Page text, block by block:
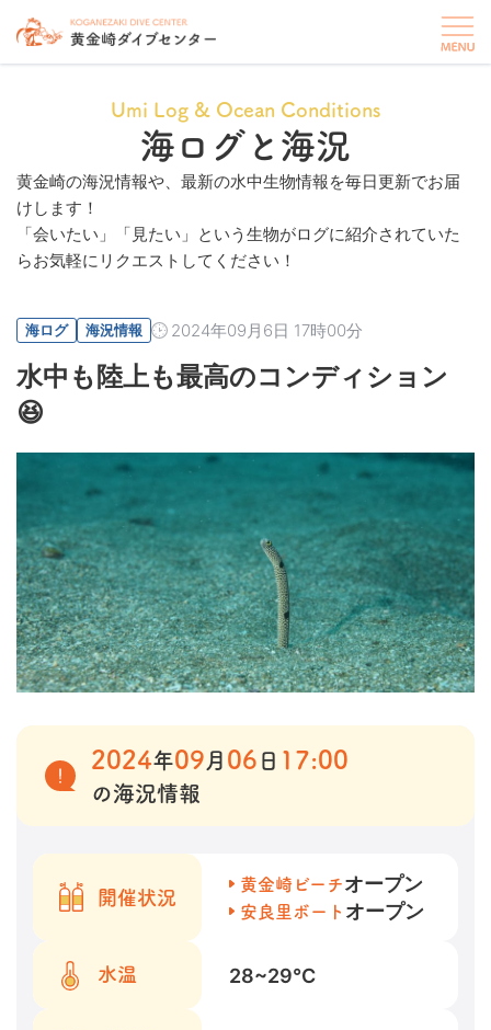
Umi Log & Ocean Conditions
海ログと海況
黄金崎の海況情報や、最新の水中生物情報を毎日更新でお届
けします！
「会いたい」「見たい」という生物がログに紹介されていた
らお気軽にリクエストしてください！
海ログ 海況情報 2024年09月6日 17時00分
水中も陸上も最高のコンディション
😆
2024年09 月 06 日 17:00
の海況情報
開催状況
黄金崎ビーチオープン
安良里ボート オープン
水温 28~29℃